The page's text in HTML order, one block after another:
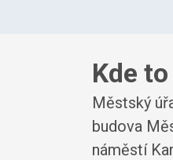
Kde
Městský
budova
náměstí